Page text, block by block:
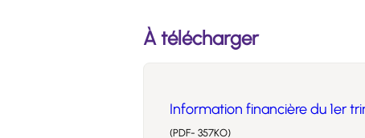
À télécharger
Information financière du 1er
(PDF- 357KO)